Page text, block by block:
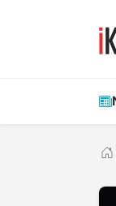
Hlavní